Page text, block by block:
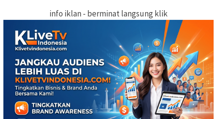
info iklan - berminat langsung klik